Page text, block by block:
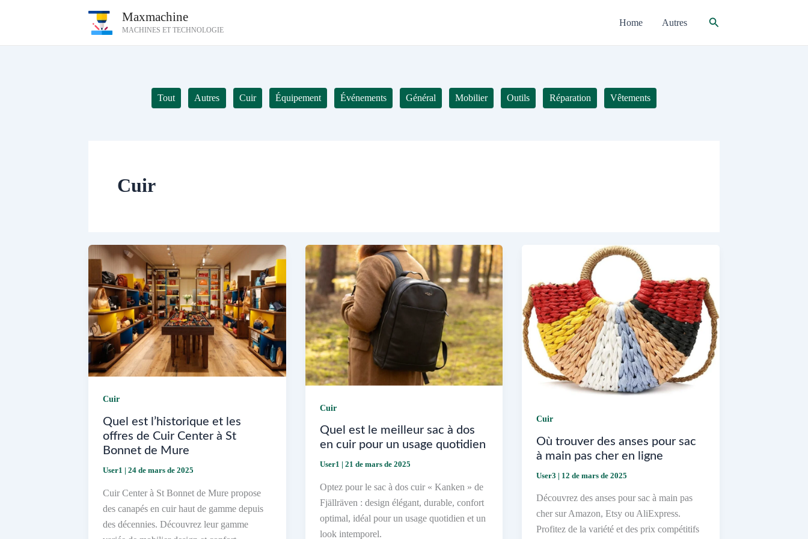
Maxmachine
MACHINES ET TECHNOLOGIE
Home Autres Rechercher
Tout Autres Cuir Équipement Événements Général Mobilier Outils Réparation Vêtements
Cuir
Cuir
Quel est l’historique et les
offres de Cuir Center à St
Bonnet de Mure
User1 | 24 de mars de 2025
Cuir Center à St Bonnet de Mure propose
des canapés en cuir haut de gamme depuis
des décennies. Découvrez leur gamme
Cuir
Quel est le meilleur sac à dos
en cuir pour un usage quotidien
User1 | 21 de mars de 2025
Optez pour le sac à dos cuir « Kanken » de
Fjällräven : design élégant, durable, confort
optimal, idéal pour un usage quotidien et un
look intemporel.
Cuir
Où trouver des anses pour sac
à main pas cher en ligne
User3 | 12 de mars de 2025
Découvrez des anses pour sac à main pas
cher sur Amazon, Etsy ou AliExpress.
Profitez de la variété et des prix compétitifs